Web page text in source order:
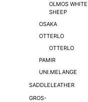
OLMOS WHITE
SHEEP
OSAKA
OTTERLO
OTTERLO
PAMIR
UNI.MELANGE
SADDLELEATHER
GROS-